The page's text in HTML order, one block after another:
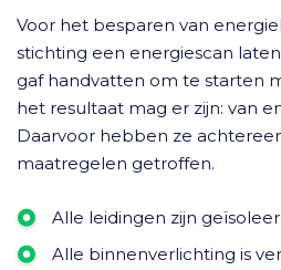
Voor het besparen van
stichting een energiescan
gaf handvatten om te starten
het resultaat mag er zijn: van
Daarvoor hebben ze
maatregelen getroffen.
Alle leidingen zijn
Alle binnenverlichting is